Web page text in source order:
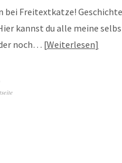
bei Freitextkatze!
kannst du alle meine
noch… Weiterlesen